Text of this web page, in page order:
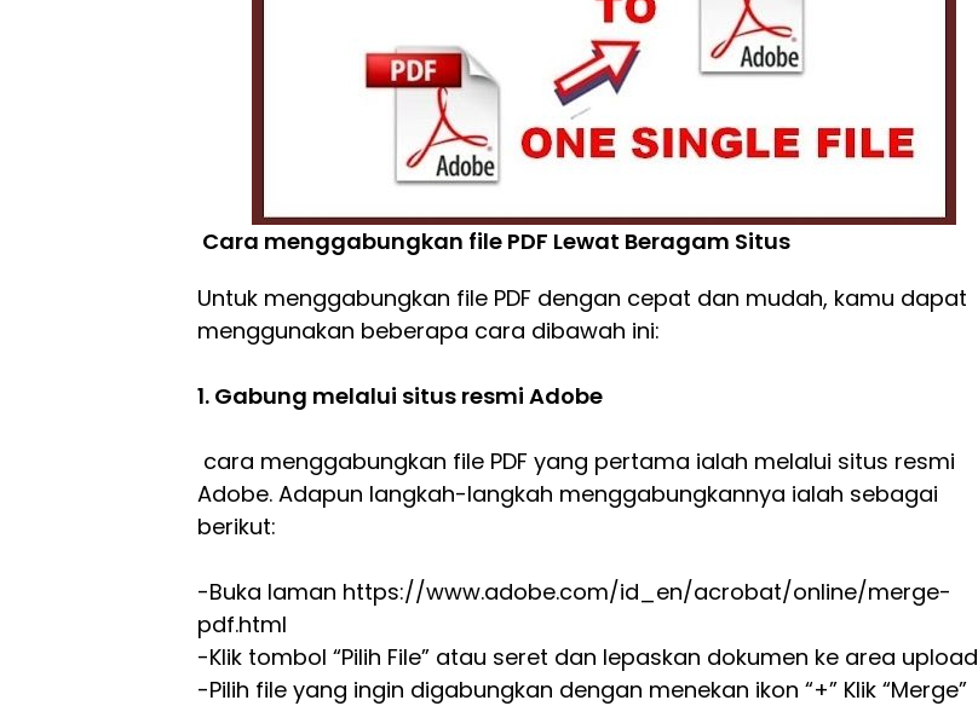
Cara menggabungkan file PDF Lewat Beragam Situs
Untuk menggabungkan file PDF dengan cepat dan mudah, kamu dapat
menggunakan beberapa cara dibawah ini:
1. Gabung melalui situs resmi Adobe
cara menggabungkan file PDF yang pertama ialah melalui situs resmi
Adobe. Adapun langkah-langkah menggabungkannya ialah sebagai
berikut:
-Buka laman https://www.adobe.com/id_en/acrobat/online/merge-
pdf.html
-Klik tombol “Pilih File” atau seret dan lepaskan dokumen ke area upload
-Pilih file yang ingin digabungkan dengan menekan ikon “+” Klik “Merge”